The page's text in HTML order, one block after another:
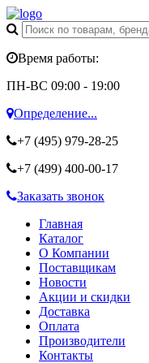
Время работы:
ПН-ВС 09:00 - 19:00
Определение...
+7 (495) 979-28-25
+7 (499) 400-00-17
Заказать звонок
Главная
Каталог
О Компании
Поставщикам
Новости
Акции и скидки
Доставка
Оплата
Производители
Контакты